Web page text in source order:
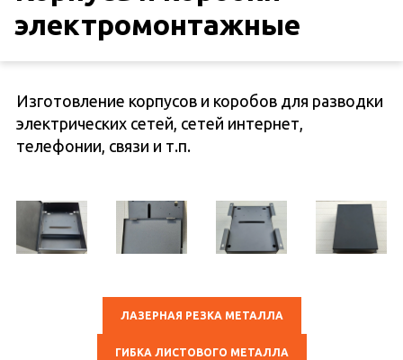
электромонтажные
Изготовление корпусов и коробов для разводки
электрических сетей, сетей интернет,
телефонии, связи и т.п.
ЛАЗЕРНАЯ РЕЗКА МЕТАЛЛА
ГИБКА ЛИСТОВОГО МЕТАЛЛА